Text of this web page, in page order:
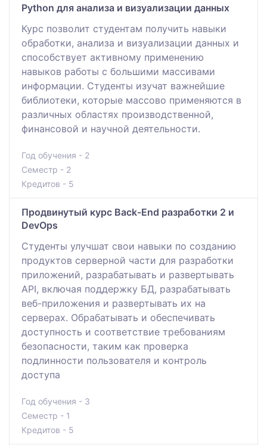
Python для анализа и визуализации данных
Курс позволит студентам получить навыки
обработки, анализа и визуализации данных и
способствует активному применению
навыков работы с большими массивами
информации. Студенты изучат важнейшие
библиотеки, которые массово применяются в
различных областях производственной,
финансовой и научной деятельности.
Год обучения - 2
Семестр - 2
Кредитов - 5
Продвинутый курс Back-End разработки 2 и
DevOps
Студенты улучшат свои навыки по созданию
продуктов серверной части для разработки
приложений, разрабатывать и развертывать
АPI, включая поддержку БД, разрабатывать
веб-приложения и развертывать их на
серверах. Обрабатывать и обеспечивать
доступность и соответствие требованиям
безопасности, таким как проверка
подлинности пользователя и контроль
доступа
Год обучения - 3
Семестр - 1
Кредитов - 5